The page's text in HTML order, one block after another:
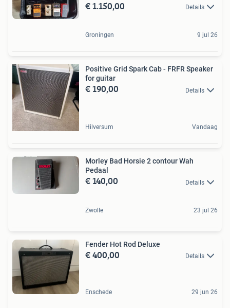
€ 1.150,00 Details
Groningen 9 jul 26
Positive Grid Spark Cab - FRFR Speaker
for guitar
€ 190,00 Details
Hilversum Vandaag
Morley Bad Horsie 2 contour Wah
Pedaal
€ 140,00 Details
Zwolle 23 jul 26
Fender Hot Rod Deluxe
€ 400,00 Details
Enschede 29 jun 26